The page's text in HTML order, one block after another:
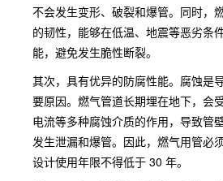
不会发生变形、破裂和爆管。同时，
的韧性，能够在低温、地震等恶劣条
能，避免发生脆性断裂。
其次，具有优异的防腐性能。腐蚀是
要原因。燃气管道长期埋在地下，会
电流等多种腐蚀介质的作用，导致管
发生泄漏和爆管。因此，燃气用管必
设计使用年限不得低于 30 年。